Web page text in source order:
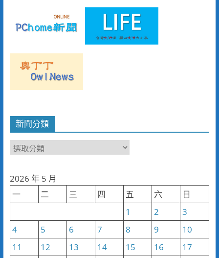
新聞分類
新
類
2026 年 5 月
一
二 三 四 五 六
日
1
2
3
4
5 6 7 8 9
10
11
12 13 14 15 16
17